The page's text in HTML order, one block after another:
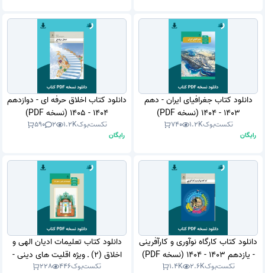
دانلود کتاب جغرافیای ایران - دهم
1403 - 1404 (نسخه PDF)
تکست‌بوک1.2K
740
رایگان
دانلود کتاب اخلاق حرفه ای - دوازدهم
1404 - 1405 (نسخه PDF)
تکست‌بوک1.2K
2
590
رایگان
دانلود کتاب کارگاه نوآوری و کارآفرینی
- یازدهم 1403 - 1404 (نسخه PDF)
تکست‌بوک2.6K
1.4K
دانلود کتاب تعلیمات ادیان الهی و
اخلاق (2) ـ ویژه اقلیت های دینی -
یازدهم 1403 - 1404 (نسخه PDF)تکست‌بوک446
228